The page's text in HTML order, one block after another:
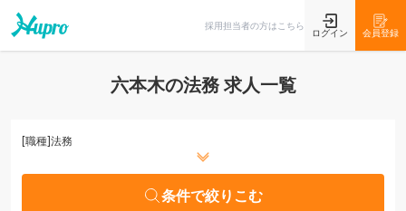
採用担当者の方はこちら
ログイン 会員登録
六本木の法務 求人一覧
[職種]法務
条件で絞りこむ